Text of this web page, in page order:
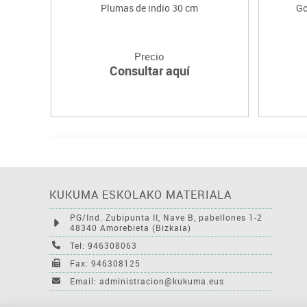
Plumas de indio 30 cm
Precio
Consultar aquí
KUKUMA ESKOLAKO MATERIALA
PG/Ind. Zubipunta II, Nave B, pabellones 1-2
48340 Amorebieta (Bizkaia)
Tel: 946308063
Fax: 946308125
Email: administracion@kukuma.eus